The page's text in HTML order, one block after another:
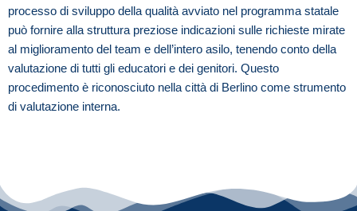
processo di sviluppo della qualità avviato nel programma statale
può fornire alla struttura preziose indicazioni sulle richieste mirate
al miglioramento del team e dell’intero asilo, tenendo conto della
valutazione di tutti gli educatori e dei genitori. Questo
procedimento è riconosciuto nella città di Berlino come strumento
di valutazione interna.